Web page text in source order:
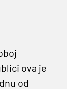
ova je
od